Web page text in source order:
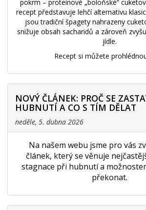
pokrm – proteinové „boloňské“
recept představuje lehčí alternativu
jsou tradiční špagety nahrazeny
snižuje obsah sacharidů a zároveň
jídle.
Recept si můžete
NOVÝ ČLÁNEK: PROČ SE
HUBNUTÍ A CO S TÍM DĚLAT
neděle, 5. dubna 2026
Na našem webu jsme pro vás
článek, který se věnuje
stagnace při hubnutí a
překonat.